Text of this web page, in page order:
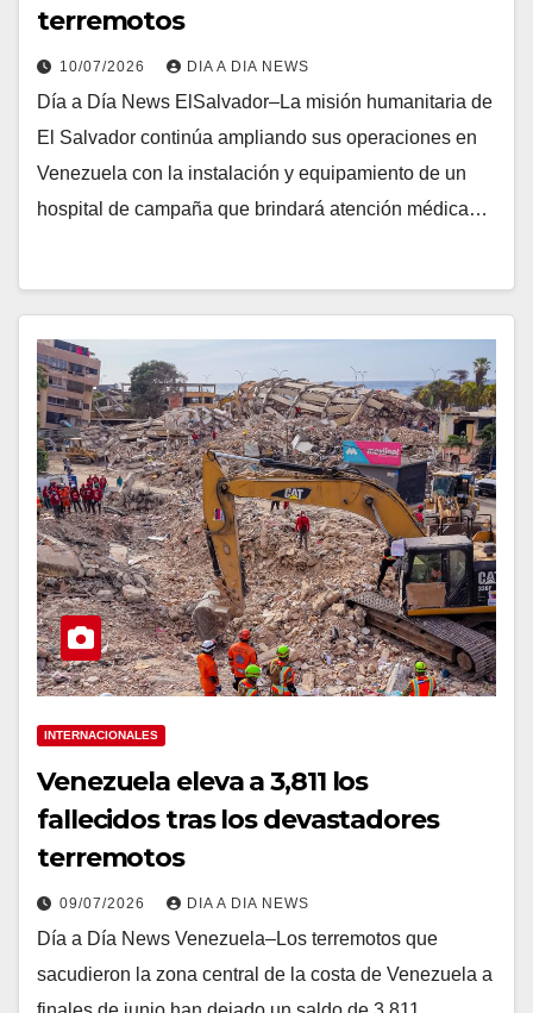
terremotos
10/07/2026 DIA A DIA NEWS
Día a Día News ElSalvador–La misión humanitaria de
El Salvador continúa ampliando sus operaciones en
Venezuela con la instalación y equipamiento de un
hospital de campaña que brindará atención médica…
INTERNACIONALES
Venezuela eleva a 3,811 los
fallecidos tras los devastadores
terremotos
09/07/2026 DIA A DIA NEWS
Día a Día News Venezuela–Los terremotos que
sacudieron la zona central de la costa de Venezuela a